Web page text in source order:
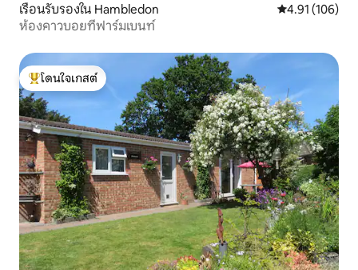
เรือนรับรองใน Hambledon คะแนนเฉลี่ย
4.91 (106)
ห้องคาวบอยที่ฟาร์มเบนท์
โดนใจเกสต์ที่สุด
โดนใจเกสต์